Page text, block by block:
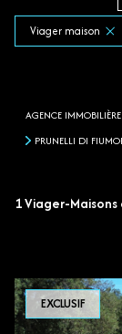
Viager maison
AGENCE
PRUNELLI DI
1Viager-
EXCLUSIF